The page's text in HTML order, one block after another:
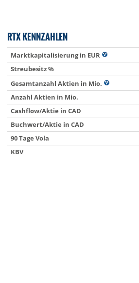
RTX KENNZAHLEN
Marktkapitalisierung in EUR
Streubesitz %
Gesamtanzahl Aktien in Mio.
Anzahl Aktien in Mio.
Cashflow/Aktie in CAD
Buchwert/Aktie in CAD
90 Tage Vola
KBV